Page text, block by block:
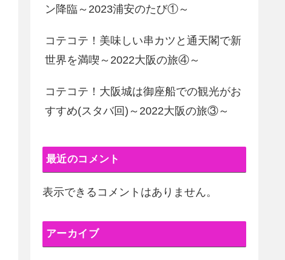
ン降臨～2023浦安のたび①～
コテコテ！美味しい串カツと通天閣で新
世界を満喫～2022大阪の旅④～
コテコテ！大阪城は御座船での観光がお
すすめ(スタバ回)～2022大阪の旅③～
最近のコメント
表示できるコメントはありません。
アーカイブ